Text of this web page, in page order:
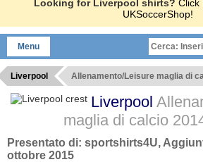
Looking for Liverpool shirts? Click
UKSoccerShop!
Menu
Liverpool Allenamento/Leisure maglia di
Liverpool
maglia di calcio
Presentato di: sportshirts4U,
ottobre 2015